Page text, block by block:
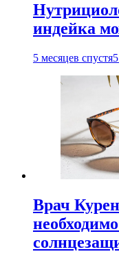
индейка
5 месяцев спустя
Врач